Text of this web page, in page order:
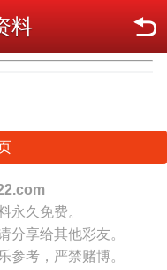
料
永久免费。
分享给其他彩友。
参考，严禁赌博。